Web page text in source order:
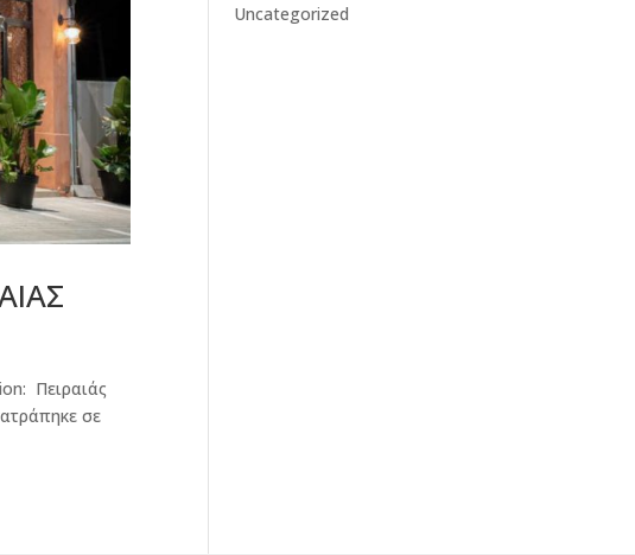
Πειραιάς
σε
Uncategorized